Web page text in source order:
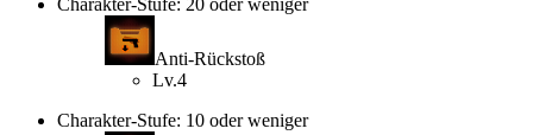
Anti-Rückstoß
Lv.4
Charakter-Stufe: 10 oder weniger